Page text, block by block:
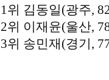
1위 김동일(광주,
2위 이재윤(울산,
3위 송민재(경기,